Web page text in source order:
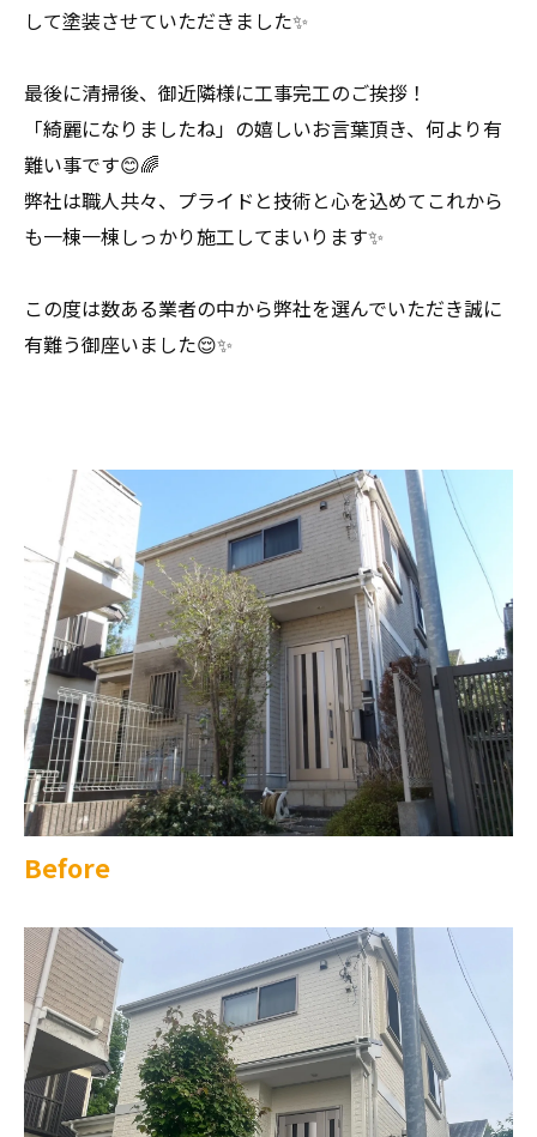
して塗装させていただきました✨
最後に清掃後、御近隣様に工事完工のご挨拶！
「綺麗になりましたね」の嬉しいお言葉頂き、何より有
難い事です😊🌈
弊社は職人共々、プライドと技術と心を込めてこれから
も一棟一棟しっかり施工してまいります✨
この度は数ある業者の中から弊社を選んでいただき誠に
有難う御座いました😌✨
Before